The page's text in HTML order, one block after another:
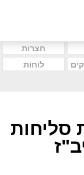
חצרות
לוחות
סליחות